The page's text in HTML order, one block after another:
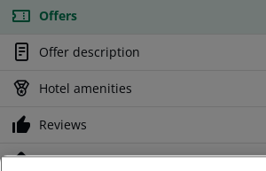
Offers
Offer description
Hotel amenities
Reviews
Location